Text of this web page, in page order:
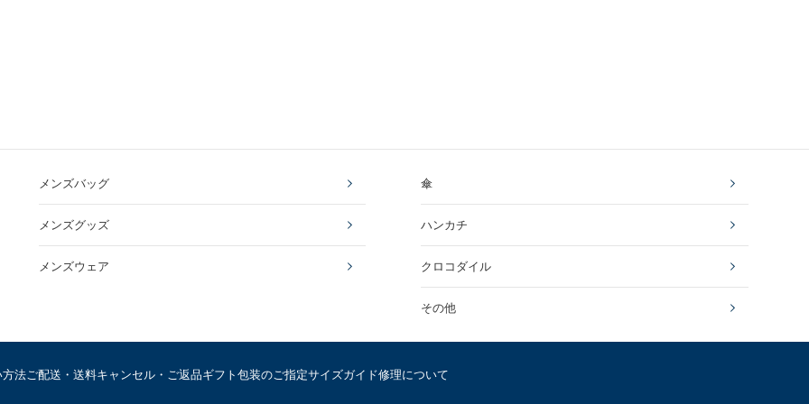
メンズバッグ
メンズグッズ
メンズウェア
傘
ハンカチ
クロコダイル
その他
方法ご配送・送料キャンセル・ご返品ギフト包装のご指定サイズガイド修理について